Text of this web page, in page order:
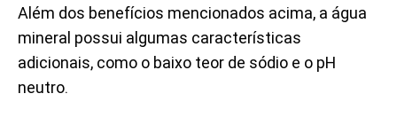
Além dos benefícios mencionados acima, a água
mineral possui algumas características
adicionais, como o baixo teor de sódio e o pH
neutro.